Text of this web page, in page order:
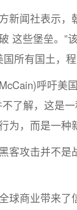
闻社表示，
这些堡垒。”
所有国土，
呼吁美
了解，这是
为，而是一种
攻击并不是
商业带来了